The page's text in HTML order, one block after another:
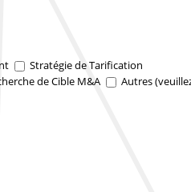
Stratégie de Tarification
de Cible M&A Autres